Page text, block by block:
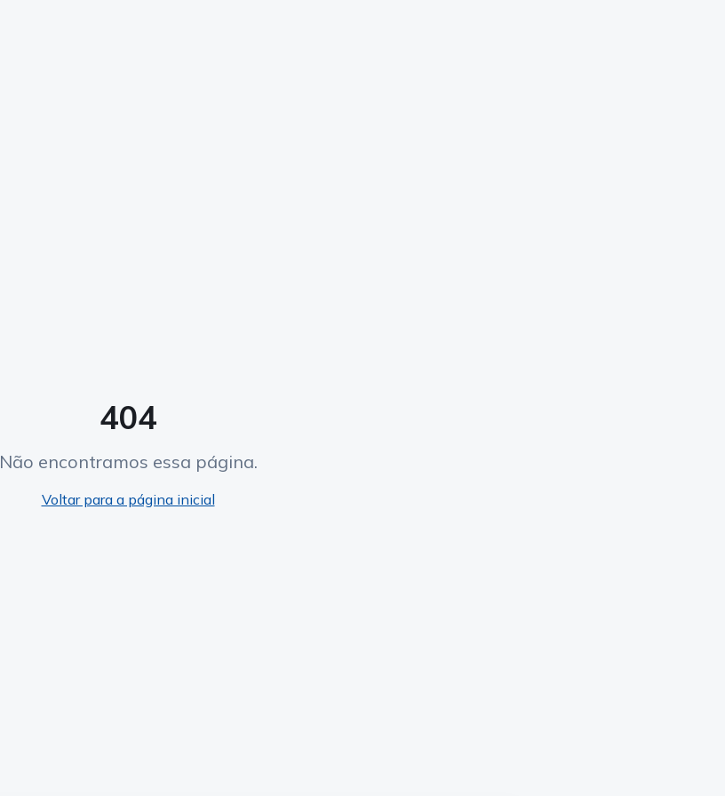
404
Não encontramos essa página.
Voltar para a página inicial